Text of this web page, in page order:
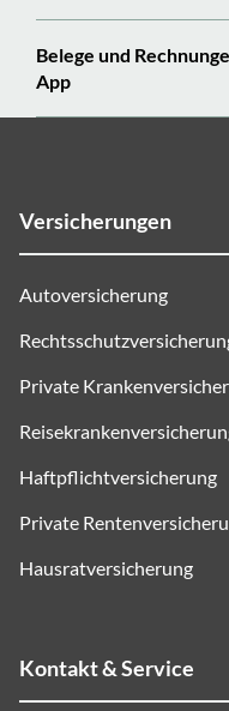
Belege und
App
Versicherungen
Autoversicherung
Private
Haftpflichtversicherung
Private
Hausratversicherung
Kontakt & Service